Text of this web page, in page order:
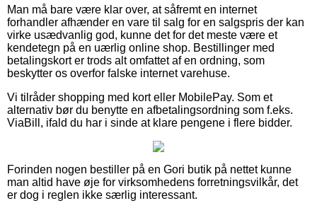
Man må bare være klar over, at såfremt en internet
forhandler afhænder en vare til salg for en salgspris der kan
virke usædvanlig god, kunne det for det meste være et
kendetegn på en uærlig online shop. Bestillinger med
betalingskort er trods alt omfattet af en ordning, som
beskytter os overfor falske internet varehuse.
Vi tilråder shopping med kort eller MobilePay. Som et
alternativ bør du benytte en afbetalingsordning som f.eks.
ViaBill, ifald du har i sinde at klare pengene i flere bidder.
Forinden nogen bestiller på en Gori butik på nettet kunne
man altid have øje for virksomhedens forretningsvilkår, det
er dog i reglen ikke særlig interessant.